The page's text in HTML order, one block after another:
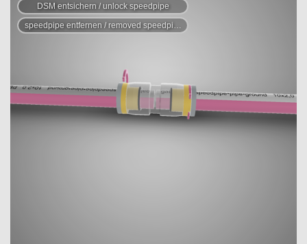
DSM entsichern / unlock speedpipe
speedpipe entfernen / removed speedpipe